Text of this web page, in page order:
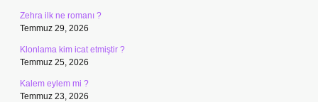
Zehra ilk ne romanı ?
Temmuz 29, 2026
Klonlama kim icat etmiştir ?
Temmuz 25, 2026
Kalem eylem mi ?
Temmuz 23, 2026